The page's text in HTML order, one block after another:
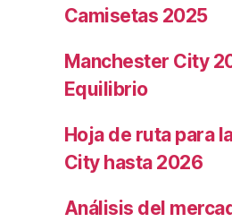
Camisetas 2025
Manchester City
Equilibrio
Hoja de ruta para
City hasta 2026
Análisis del